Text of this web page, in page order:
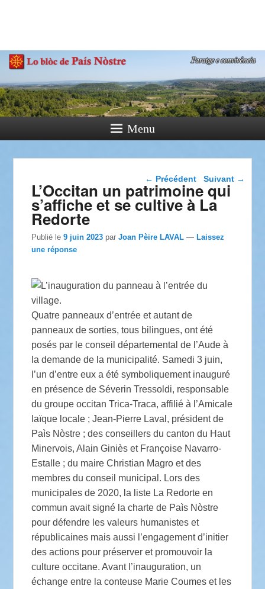
Paratge e Convivència
Menu
Navigation dans les
articles
← Précédent Suivant →
L’Occitan un patrimoine qui
s’affiche et se cultive à La
Redorte
Publié le9 juin 2023 parJoan Pèire LAVAL —Laissez
une réponse
Quatre panneaux d’entrée et autant de
panneaux de sorties, tous bilingues, ont été
posés par le conseil départemental de l’Aude à
la demande de la municipalité. Samedi 3 juin,
l’un d’entre eux a été symboliquement inauguré
en présence de Séverin Tressoldi, responsable
du groupe occitan Trica-Traca, affilié à l’Amicale
laïque locale ; Jean-Pierre Laval, président de
Paìs Nòstre ; des conseillers du canton du Haut
Minervois, Alain Giniès et Françoise Navarro-
Estalle ; du maire Christian Magro et des
membres du conseil municipal. Lors des
municipales de 2020, la liste La Redorte en
commun avait signé la charte de Paìs Nòstre
pour défendre les valeurs humanistes et
républicaines mais aussi l’engagement d’initier
des actions pour préserver et promouvoir la
culture occitane. Avant l’inauguration, un
échange entre la conteuse Marie Coumes et les